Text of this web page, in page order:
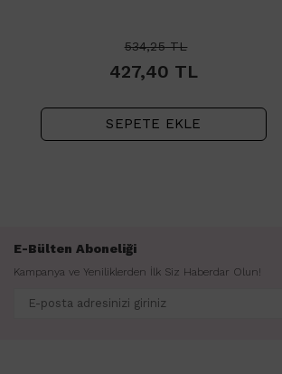
534,25TL
427,40 TL
SEPETE EKLE
E-Bülten Aboneliği
Kampanya ve Yeniliklerden İlk Siz Haberdar Olun!